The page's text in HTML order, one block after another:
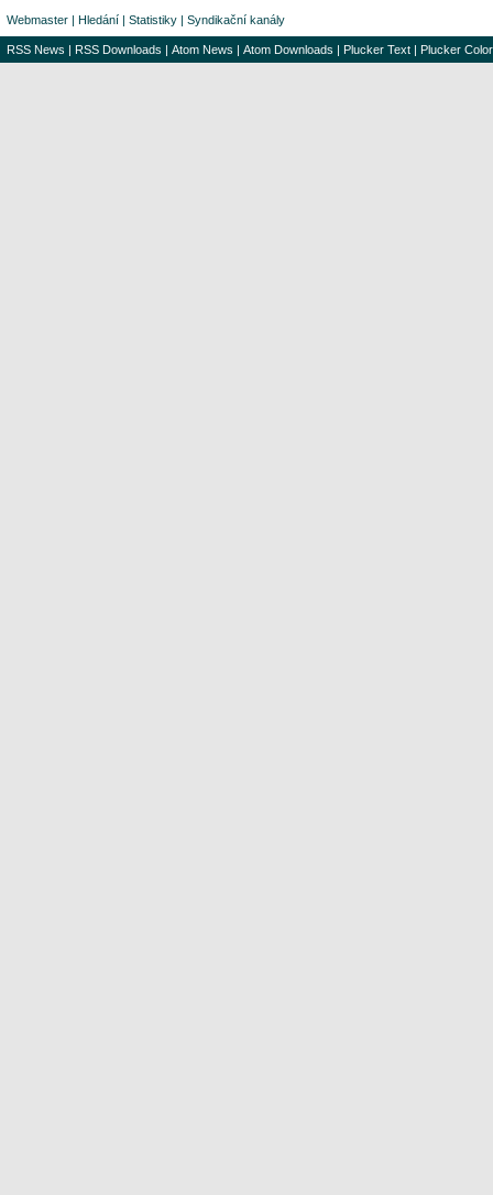
Webmaster | Hledání | Statistiky | Syndikační kanály
RSS News | RSS Downloads | Atom News | Atom Downloads | Plucker Text | Plucker Color